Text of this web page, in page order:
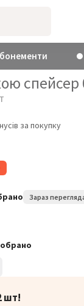
спейсер
за покупку
Зараз
шт!
чашкою спейсер